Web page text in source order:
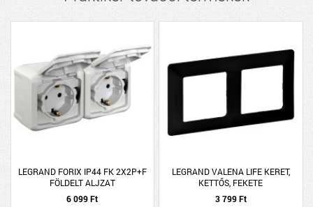
LEGRAND FORIX IP44 FK 2X2P+F
FÖLDELT ALJZAT
SZÜRKE,GYERMEKVÉDELEMMEL,
16A 250V
6 099 Ft
LEGRAND VALENA LIFE KERET,
KETTŐS, FEKETE
3 799 Ft